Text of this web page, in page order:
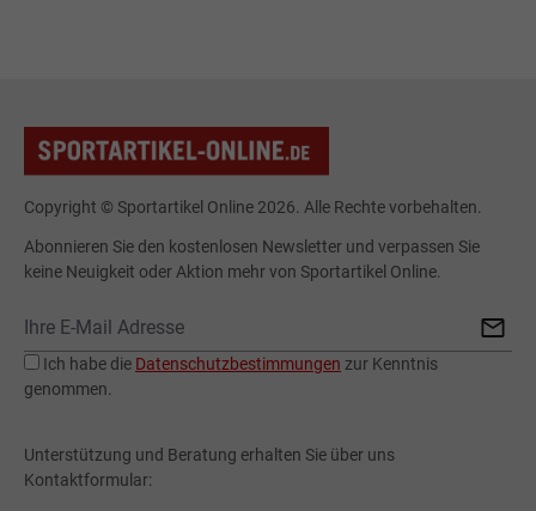
Copyright © Sportartikel Online 2026. Alle Rechte vorbehalten.
Abonnieren Sie den kostenlosen Newsletter und verpassen Sie
keine Neuigkeit oder Aktion mehr von Sportartikel Online.
Ich habe die Datenschutzbestimmungen zur Kenntnis
genommen.
Unterstützung und Beratung erhalten Sie über uns
Kontaktformular: